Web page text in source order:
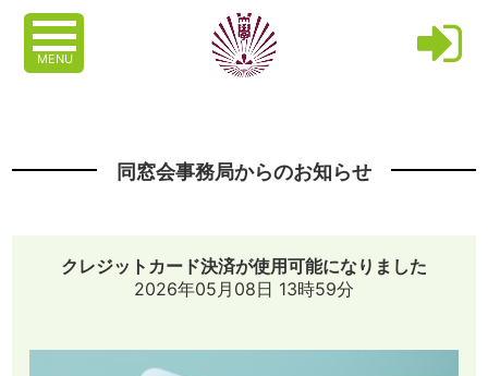
MENU
同窓会事務局からのお知らせ
クレジットカード決済が使用可能になりました
2026年05月08日 13時59分